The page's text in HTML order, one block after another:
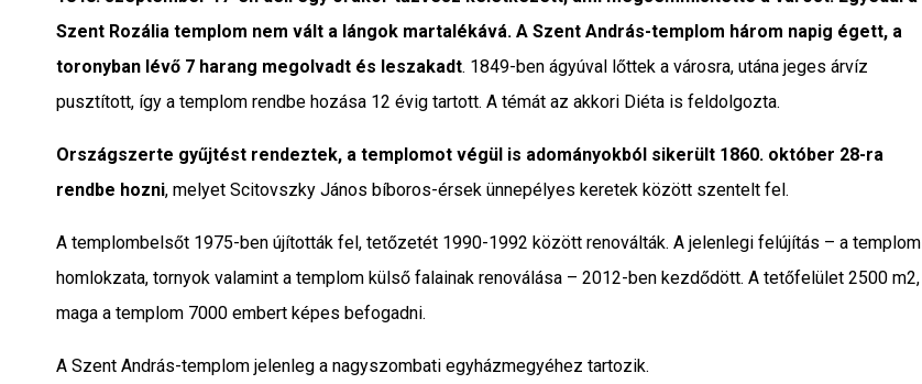
Szent Rozália templom nem vált a lángok martalékává. A Szent András-templom három napig égett, a
toronyban lévő 7 harang megolvadt és leszakadt. 1849-ben ágyúval lőttek a városra, utána jeges árvíz
pusztított, így a templom rendbe hozása 12 évig tartott. A témát az akkori Diéta is feldolgozta.
Országszerte gyűjtést rendeztek, a templomot végül is adományokból sikerült 1860. október 28-ra
rendbe hozni, melyet Scitovszky János bíboros-érsek ünnepélyes keretek között szentelt fel.
A templombelsőt 1975-ben újították fel, tetőzetét 1990-1992 között renoválták. A jelenlegi felújítás – a templom
homlokzata, tornyok valamint a templom külső falainak renoválása – 2012-ben kezdődött. A tetőfelület 2500 m2,
maga a templom 7000 embert képes befogadni.
A Szent András-templom jelenleg a nagyszombati egyházmegyéhez tartozik.